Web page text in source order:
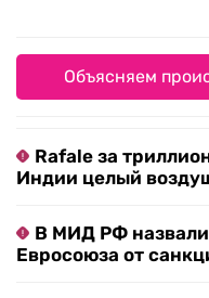
Объясняем
Rafale за
Индии целый
В МИД РФ
Евросоюза от